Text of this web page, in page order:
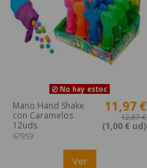
No hay estoc
Mano Hand Shake
con Caramelos
12uds
67959
11,97 €
12,87 €
(1,00 € ud)
Ver